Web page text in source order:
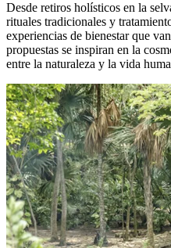
Desde retiros holísticos en la
rituales tradicionales y
experiencias de bienestar que
propuestas se inspiran en la
entre la naturaleza y la vida